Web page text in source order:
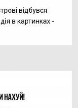
відбувся
в картинках -